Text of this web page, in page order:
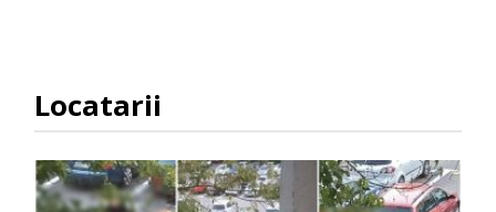
Locatarii